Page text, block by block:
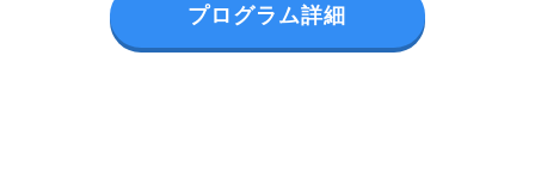
プログラム詳細